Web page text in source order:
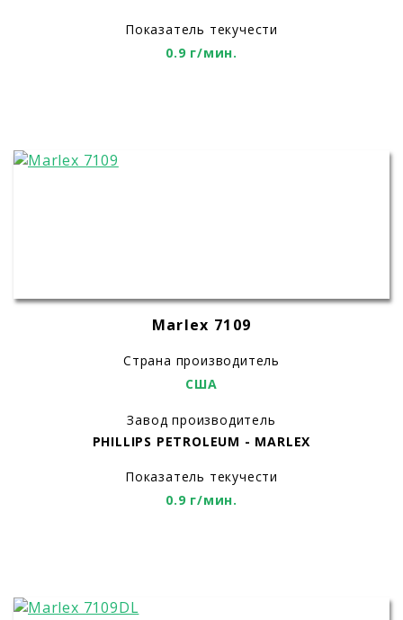
Показатель текучести
0.9 г/мин.
Marlex 7109
Страна производитель
США
Завод производитель
PHILLIPS PETROLEUM - MARLEX
Показатель текучести
0.9 г/мин.